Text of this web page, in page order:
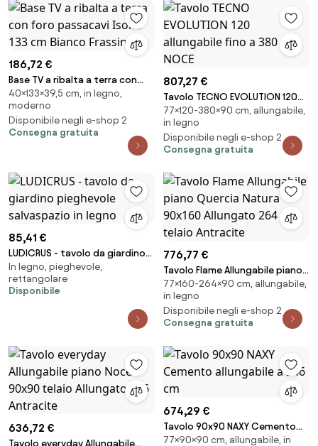
186,72 €
Base TV a ribalta a terra con
foro passacavi Isoka 133 cm
Bianco Frassino
40×133×39,5 cm, in legno,
moderno
Disponibile negli e-shop 2
Consegna gratuita
807,27 €
Tavolo TECNO EVOLUTION 120
allungabile fino a 380 cm NOCE
77×120-380×90 cm, allungabile,
in legno
Disponibile negli e-shop 2
Consegna gratuita
85,41 €
LUDICRUS - tavolo da giardino
pieghevole salvaspazio in legno
In legno, pieghevole,
rettangolare
Disponibile
776,77 €
Tavolo Flame Allungabile piano
Quercia Natura 90x160
Allungato 264 telaio Antracite
77×160-264×90 cm, allungabile,
in legno
Disponibile negli e-shop 2
Consegna gratuita
636,72 €
Tavolo everyday Allungabile
674,29 €
Tavolo 90x90 NAXY Cemento
allungabile a 246 cm
77×90×90 cm, allungabile, in